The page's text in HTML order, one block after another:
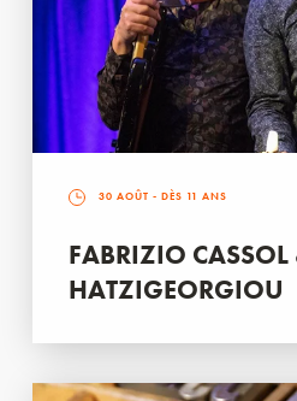
30 AOÛT - DÈS 11 ANS
FABRIZIO
HATZIGEORGIOU